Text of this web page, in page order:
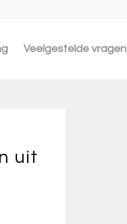
Veelgestelde vragen
uit